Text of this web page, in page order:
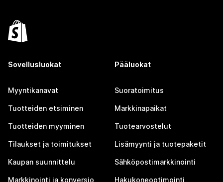
Sovellusluokat
Myyntikanavat
Tuotteiden etsiminen
Tuotteiden myyminen
Tilaukset ja toimitukset
Kaupan suunnittelu
Markkinointi ja konversio
Pääluokat
Suoratoimitus
Markkinapaikat
Tuotearvostelut
Lisämyynti ja tuotepaketit
Sähköpostimarkkinointi
Hakukoneoptimointi